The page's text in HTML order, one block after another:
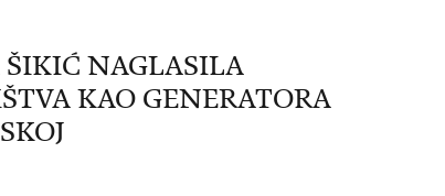
NAGLASILA
KAO GENERATORA